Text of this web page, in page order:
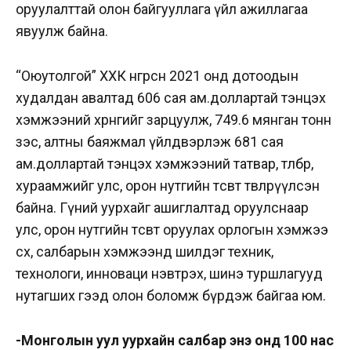
оруулалттай олон байгууллага үйл ажиллагаа
явуулж байна.
“Оюутолгой” ХХК өнгөрсөн 2021 онд дотоодын
худалдан авалтад 606 сая ам.доллартай тэнцэх
хэмжээний хөрөнгийг зарцуулж, 749.6 мянган тонн
зэс, алтны баяжмал үйлдвэрлэж 681 сая
ам.доллартай тэнцэх хэмжээний татвар, төлбөр,
хураамжийг улс, орон нутгийн төсөвт төвлөрүүлсэн
байна. Гүний уурхайг ашиглалтад оруулснаар
улс, орон нутгийн төсөвт оруулах орлогын хэмжээ
өсөх, салбарын хэмжээнд шилдэг техник,
технологи, инноваци нэвтрэх, шинэ туршлагууд
нутагших гээд олон боломж бүрдэж байгаа юм.
-Монголын уул уурхайн салбар энэ онд 100 нас